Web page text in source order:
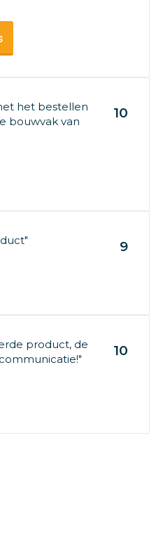
het bestellen
bouwvak van
10
9
product, de
10